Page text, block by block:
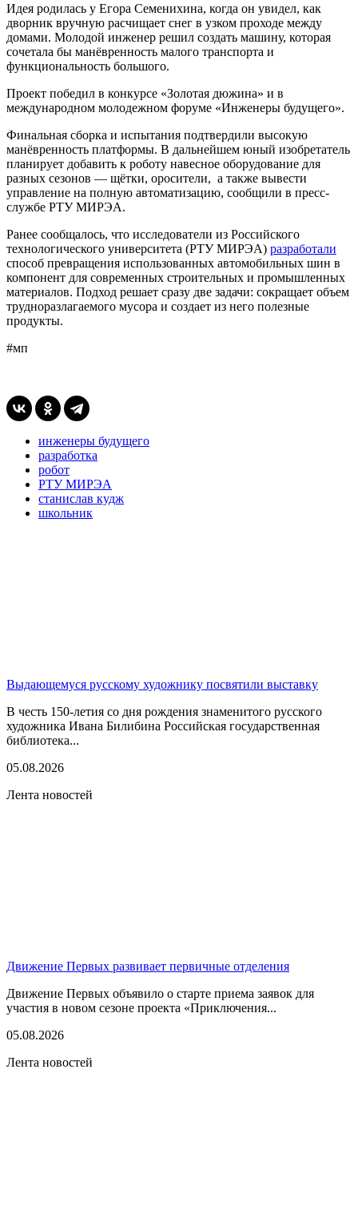
Идея родилась у Егора Семенихина, когда он увидел, как
дворник вручную расчищает снег в узком проходе между
домами. Молодой инженер решил создать машину, которая
сочетала бы манёвренность малого транспорта и
функциональность большого.
Проект победил в конкурсе «Золотая дюжина» и в
международном молодежном форуме «Инженеры будущего».
Финальная сборка и испытания подтвердили высокую
манёвренность платформы. В дальнейшем юный изобретатель
планирует добавить к роботу навесное оборудование для
разных сезонов — щётки, оросители, а также вывести
управление на полную автоматизацию, сообщили в пресс-
службе РТУ МИРЭА.
Ранее сообщалось, что исследователи из Российского
технологического университета (РТУ МИРЭА) разработали
способ превращения использованных автомобильных шин в
компонент для современных строительных и промышленных
материалов. Подход решает сразу две задачи: сокращает объем
трудноразлагаемого мусора и создает из него полезные
продукты.
#мп
инженеры будущего
разработка
робот
РТУ МИРЭА
станислав кудж
школьник
Выдающемуся русскому художнику посвятили выставку
В честь 150-летия со дня рождения знаменитого русского
художника Ивана Билибина Российская государственная
библиотека...
05.08.2026
Лента новостей
Движение Первых развивает первичные отделения
Движение Первых объявило о старте приема заявок для
участия в новом сезоне проекта «Приключения...
05.08.2026
Лента новостей